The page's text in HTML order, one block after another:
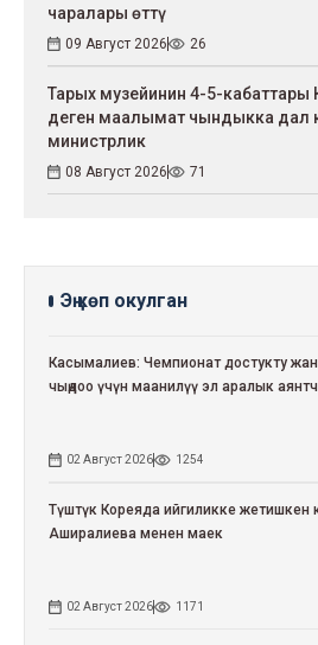
чаралары өттү
09 Август 2026 26
Тарых музейинин 4-5-кабаттары
деген маалымат чындыкка дал
министрлик
08 Август 2026 71
Эң көп окулган
Касымалиев: Чемпионат достукту
чыңдоо үчүн маанилүү эл аралык
02 Август 2026 1254
Түштүк Кореяда ийгиликке жетишкен
Аширалиева менен маек
02 Август 2026 1171